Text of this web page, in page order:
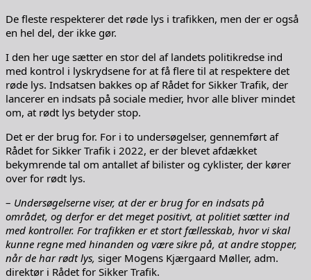
De fleste respekterer det røde lys i trafikken, men der er også
en hel del, der ikke gør.
I den her uge sætter en stor del af landets politikredse ind
med kontrol i lyskrydsene for at få flere til at respektere det
røde lys. Indsatsen bakkes op af Rådet for Sikker Trafik, der
lancerer en indsats på sociale medier, hvor alle bliver mindet
om, at rødt lys betyder stop.
Det er der brug for. For i to undersøgelser, gennemført af
Rådet for Sikker Trafik i 2022, er der blevet afdækket
bekymrende tal om antallet af bilister og cyklister, der kører
over for rødt lys.
– Undersøgelserne viser, at der er brug for en indsats på
området, og derfor er det meget positivt, at politiet sætter ind
med kontroller. For trafikken er et stort fællesskab, hvor vi skal
kunne regne med hinanden og være sikre på, at andre stopper,
når de har rødt lys, siger Mogens Kjærgaard Møller, adm.
direktør i Rådet for Sikker Trafik.